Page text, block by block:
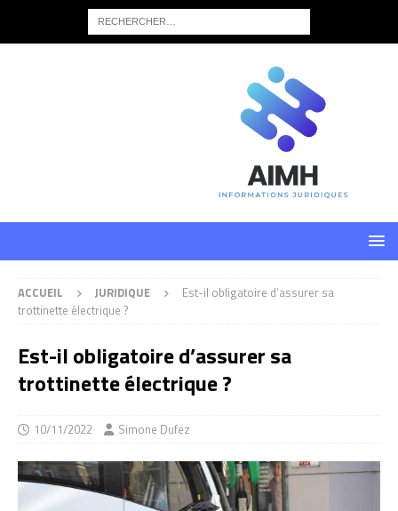
ACCUEIL JURIDIQUE
Est-il obligatoire d’assurer sa
trottinette électrique ?
Est-il obligatoire d’assurer sa
trottinette électrique ?
10/11/2022 Simone Dufez